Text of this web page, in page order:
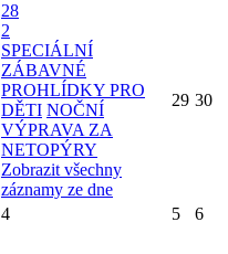
28
2
SPECIÁLNÍ
ZÁBAVNÉ
PROHLÍDKY PRO
DĚTI NOČNÍ
VÝPRAVA ZA
NETOPÝRY
Zobrazit všechny
záznamy ze dne
29 30
4 5 6